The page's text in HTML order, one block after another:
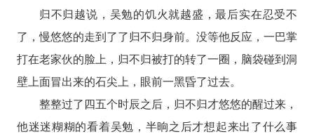
归不归越说，吴勉的饥火就越盛，最后实在忍受不
了，慢悠悠的走到了了归不归身前。没等他反应，一巴掌
打在老家伙的脸上，归不归被打的转了一圈，脑袋碰到洞
壁上面冒出来的石尖上，眼前一黑昏了过去。
整整过了四五个时辰之后，归不归才悠悠的醒过来，
他迷迷糊糊的看着吴勉，半晌之后才想起来出了什么事